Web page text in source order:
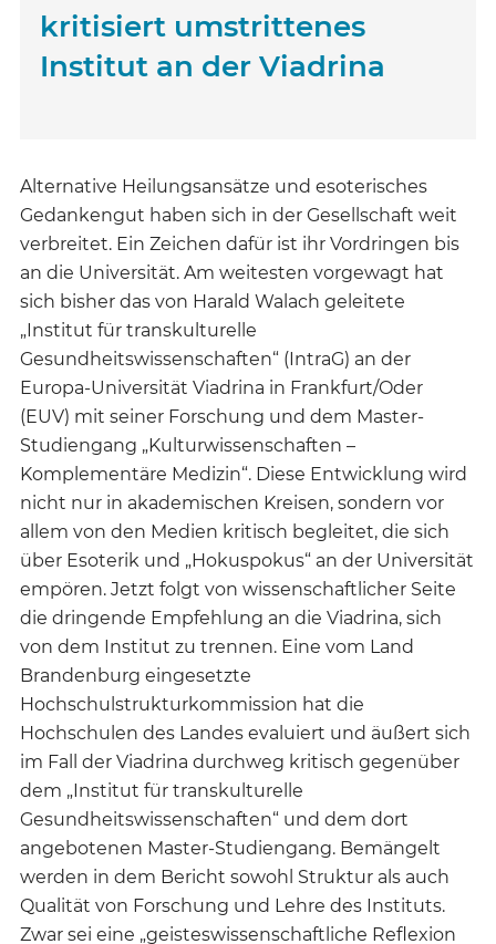
kritisiert umstrittenes
Institut an der Viadrina
Alternative Heilungsansätze und esoterisches
Gedankengut haben sich in der Gesellschaft weit
verbreitet. Ein Zeichen dafür ist ihr Vordringen bis
an die Universität. Am weitesten vorgewagt hat
sich bisher das von Harald Walach geleitete
„Institut für transkulturelle
Gesundheitswissenschaften“ (IntraG) an der
Europa-Universität Viadrina in Frankfurt/Oder
(EUV) mit seiner Forschung und dem Master-
Studiengang „Kulturwissenschaften –
Komplementäre Medizin“. Diese Entwicklung wird
nicht nur in akademischen Kreisen, sondern vor
allem von den Medien kritisch begleitet, die sich
über Esoterik und „Hokuspokus“ an der Universität
empören. Jetzt folgt von wissenschaftlicher Seite
die dringende Empfehlung an die Viadrina, sich
von dem Institut zu trennen. Eine vom Land
Brandenburg eingesetzte
Hochschulstrukturkommission hat die
Hochschulen des Landes evaluiert und äußert sich
im Fall der Viadrina durchweg kritisch gegenüber
dem „Institut für transkulturelle
Gesundheitswissenschaften“ und dem dort
angebotenen Master-Studiengang. Bemängelt
werden in dem Bericht sowohl Struktur als auch
Qualität von Forschung und Lehre des Instituts.
Zwar sei eine „geisteswissenschaftliche Reflexion